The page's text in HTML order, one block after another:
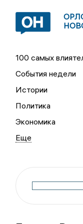
100 самых
События недели
Истории
Политика
Экономика